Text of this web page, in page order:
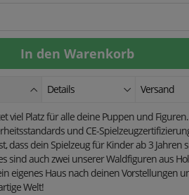
Details Versand
viel Platz für alle deine Puppen und Figuren.
und CE-
dass dein Spielzeug für Kinder ab 3 Jahren
sind auch zwei unserer Waldfiguren aus
eigenes Haus nach deinen Vorstellungen
Welt!